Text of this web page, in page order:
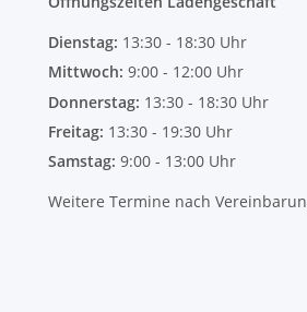
Dienstag: 13:30 - 18:30 Uhr
Mittwoch: 9:00 - 12:00 Uhr
Donnerstag: 13:30 - 18:30 Uhr
Freitag: 13:30 - 19:30 Uhr
Samstag: 9:00 - 13:00 Uhr
Weitere Termine nach